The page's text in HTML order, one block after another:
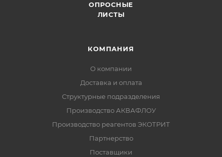
ОПРОСНЫЕ
ЛИСТЫ
КОМПАНИЯ
О компании
Доставка и оплата
Структурные подразделения
Производство АКВАФЛОУ
Производство реагентов ЭКОТРИТ
Партнерство
Поставщики